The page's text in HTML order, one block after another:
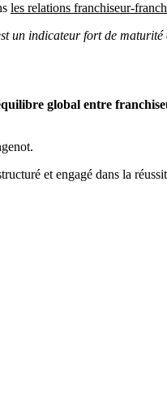
les relations franchiseur-
un indicateur fort de
global entre
et engagé dans la